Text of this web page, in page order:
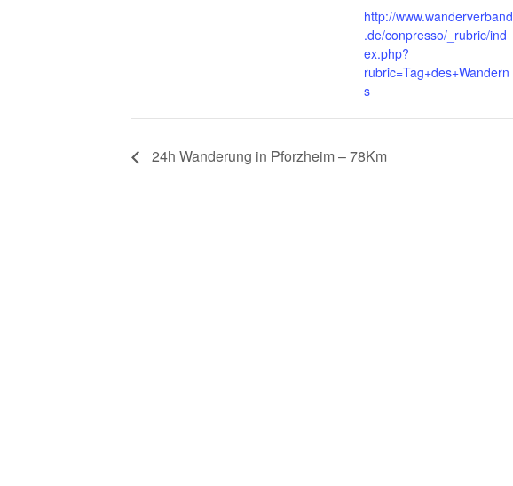
http://www.wanderverband
.de/conpresso/_rubric/ind
ex.php?
rubric=Tag+des+Wandern
s
24h Wanderung in Pforzheim – 78Km